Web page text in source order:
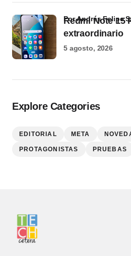
Redmi Note 15
extraordinario
por Andrés Felipe
5 agosto, 2026
Explore Categories
EDITORIAL META
PROTAGONISTAS PRUEBAS